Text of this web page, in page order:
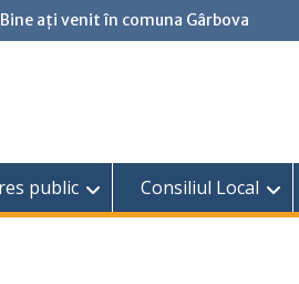
Bine ați venit în comuna Gârbova
public Consiliul Local